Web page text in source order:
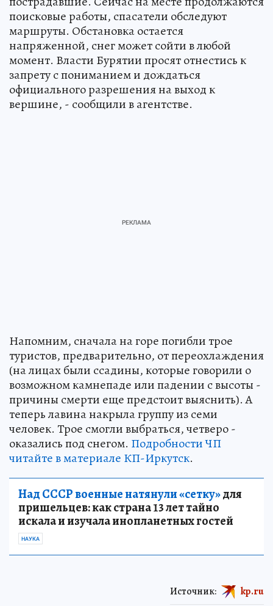
поисковые работы, спасатели обследуют
маршруты. Обстановка остается
напряженной, снег может сойти в любой
момент. Власти Бурятии просят отнестись к
запрету с пониманием и дождаться
официального разрешения на выход к
вершине, - сообщили в агентстве.
Напомним, сначала на горе погибли трое
туристов, предварительно, от переохлаждения
(на лицах были ссадины, которые говорили о
возможном камнепаде или падении с высоты -
причины смерти еще предстоит выяснить). А
теперь лавина накрыла группу из семи
человек. Трое смогли выбраться, четверо -
оказались под снегом. Подробности ЧП
читайте в материале КП-Иркутск.
Над СССР военные натянули «сетку»для
пришельцев: как страна 13 лет тайно
искала и изучала инопланетных гостей
НАУКА
Источник: kp.ru